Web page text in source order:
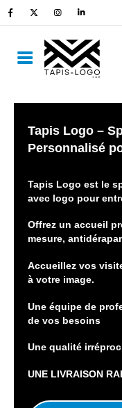
Tapis Logo –
Personnalisé
Tapis Logo est le
avec logo pour
Offrez un accueil
mesure,
Accueillez vos
à votre image.
Une équipe de
de vos besoins
Une qualité
UNE LIVRAISON